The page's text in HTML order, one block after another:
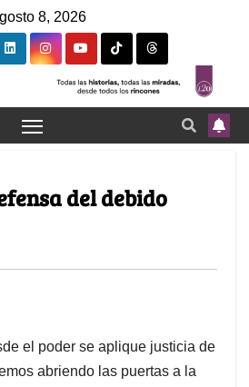
8, 2026
del debido
el poder se aplique justicia de
abriendo las puertas a la